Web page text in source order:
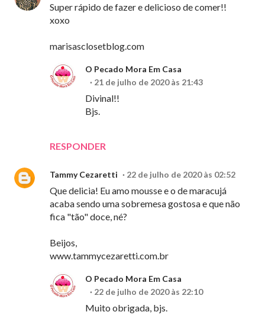
Super rápido de fazer e delicioso de comer!!
xoxo
marisasclosetblog.com
RESPONDER
O Pecado Mora Em Casa
21 de julho de 2020 às 21:43
Divinal!!
Bjs.
Tammy Cezaretti 22 de julho de 2020 às 02:52
Que delicia! Eu amo mousse e o de maracujá
acaba sendo uma sobremesa gostosa e que não
fica "tão" doce, né?
Beijos,
www.tammycezaretti.com.br
O Pecado Mora Em Casa
22 de julho de 2020 às 22:10
Muito obrigada, bjs.